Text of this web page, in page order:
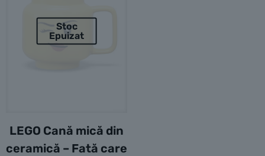
Stoc
Epuizat
LEGO Cană mică din
ceramică – Fată care